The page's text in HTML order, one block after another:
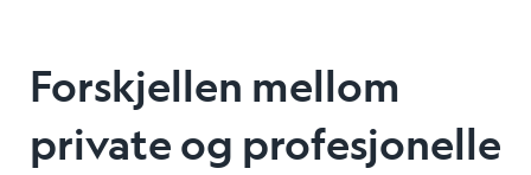
Forskjellen mellom
private og profesjonelle